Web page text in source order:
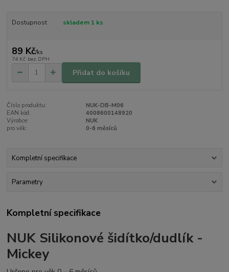
Dostupnost skladem 1 ks
89 Kč/ks
74 Kč bez DPH
Přidat do košíku
Číslo produktu:
NUK-DB-M06
EAN kód:
4008600148920
Výrobce:
NUK
pro věk:
0-6 měsíců
Kompletní specifikace
Parametry
Kompletní specifikace
NUK Silikonové šidítko/dudlík -
Mickey